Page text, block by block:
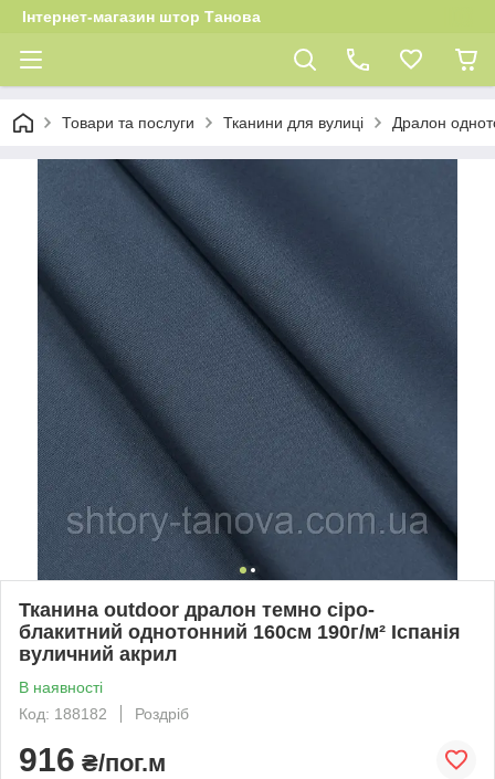
Інтернет-магазин штор Танова
Товари та послуги Тканини для вулиці Дралон
Тканина outdoor дралон темно сіро-
блакитний однотонний 160см 190г/м² Іспанія
вуличний акрил
В наявності
Код: 188182
Роздріб
916 ₴/пог.м